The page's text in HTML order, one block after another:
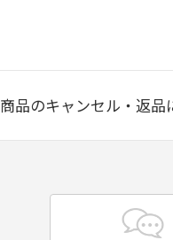
商品のキャンセル・返品